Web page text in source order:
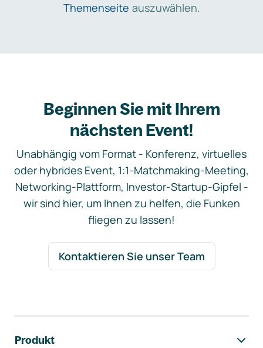
Themenseite auszuwählen.
Beginnen Sie mit Ihrem
nächsten Event!
Unabhängig vom Format - Konferenz, virtuelles
oder hybrides Event, 1:1-Matchmaking-Meeting,
Networking-Plattform, Investor-Startup-Gipfel -
wir sind hier, um Ihnen zu helfen, die Funken
fliegen zu lassen!
Kontaktieren Sie unser Team
Produkt